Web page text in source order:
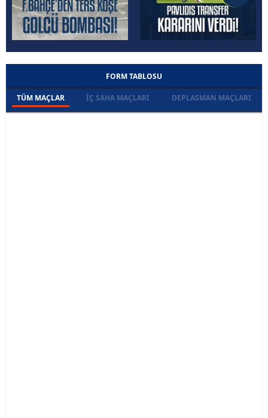
FORM TABLOSU
TÜM MAÇLAR İÇ SAHA MAÇLARI DEPLASMAN MAÇLARI